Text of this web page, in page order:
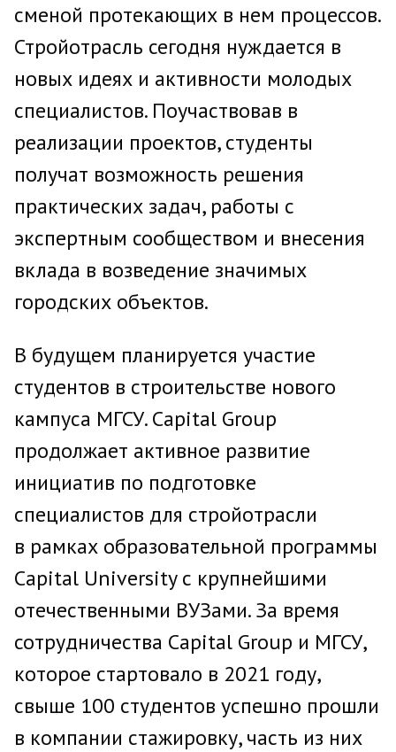
сменой протекающих в нем процессов.
Стройотрасль сегодня нуждается в
новых идеях и активности молодых
специалистов. Поучаствовав в
реализации проектов, студенты
получат возможность решения
практических задач, работы с
экспертным сообществом и внесения
вклада в возведение значимых
городских объектов.
В будущем планируется участие
студентов в строительстве нового
кампуса МГСУ. Capital Group
продолжает активное развитие
инициатив по подготовке
специалистов для стройотрасли
в рамках образовательной программы
Capital University с крупнейшими
отечественными ВУЗами. За время
сотрудничества Capital Group и МГСУ,
которое стартовало в 2021 году,
свыше 100 студентов успешно прошли
в компании стажировку, часть из них